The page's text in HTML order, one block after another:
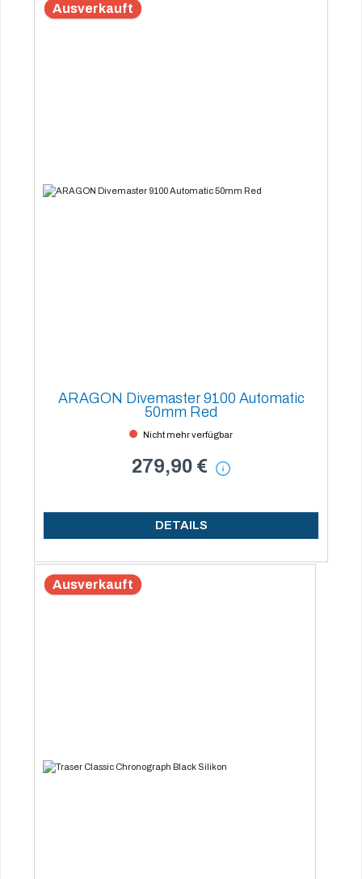
Ausverkauft
ARAGON Divemaster 9100 Automatic
50mm Red
Nicht mehr verfügbar
279,90 €
DETAILS
Ausverkauft